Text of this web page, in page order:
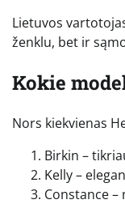
Lietuvos
ženklu, bet ir
Kokie
Nors kiekvienas
Birkin –
Kelly –
Constance